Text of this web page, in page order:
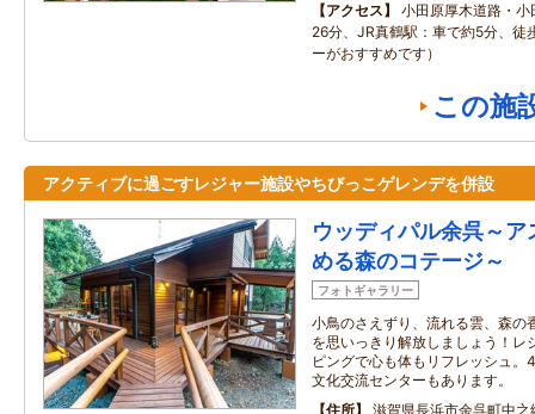
アクセス
小田原厚木道路・
26分、JR真鶴駅：車で約5分、徒
ーがおすすめです）
この施
アクティブに過ごすレジャー施設やちびっこゲレンデを併設
ウッディパル余呉～
める森のコテージ～
フォトギャラリー
小鳥のさえずり、流れる雲、森の
を思いっきり解放しましょう！レ
ピングで心も体もリフレッシュ
文化交流センターもあります。
住所
滋賀県長浜市余呉町中之